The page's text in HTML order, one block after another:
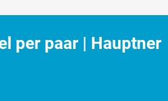
per paar | Hauptner